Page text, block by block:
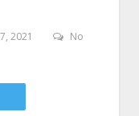
2021
No